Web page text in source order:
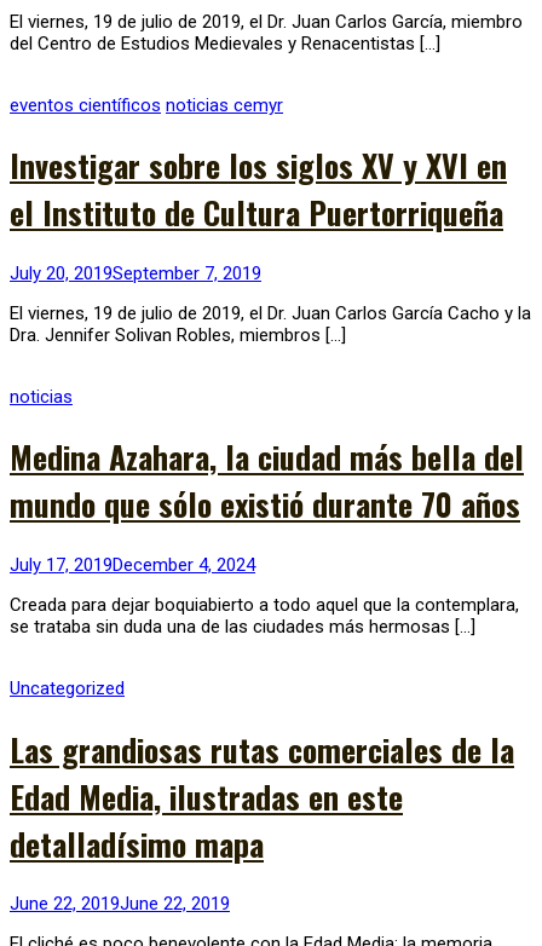
El viernes, 19 de julio de 2019, el Dr. Juan Carlos García, miembro
del Centro de Estudios Medievales y Renacentistas […]
eventos científicos noticias cemyr
Investigar sobre los siglos XV y XVI en
el Instituto de Cultura Puertorriqueña
July 20, 2019September 7, 2019
El viernes, 19 de julio de 2019, el Dr. Juan Carlos García Cacho y la
Dra. Jennifer Solivan Robles, miembros […]
noticias
Medina Azahara, la ciudad más bella del
mundo que sólo existió durante 70 años
July 17, 2019December 4, 2024
Creada para dejar boquiabierto a todo aquel que la contemplara,
se trataba sin duda una de las ciudades más hermosas […]
Uncategorized
Las grandiosas rutas comerciales de la
Edad Media, ilustradas en este
detalladísimo mapa
June 22, 2019June 22, 2019